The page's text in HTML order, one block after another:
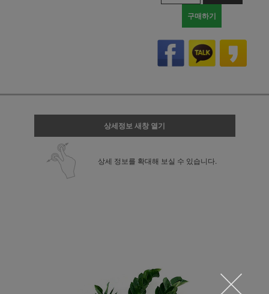
구매하기
상세정보 새창 열기
상세 정보를 확대해 보실 수 있습니다.